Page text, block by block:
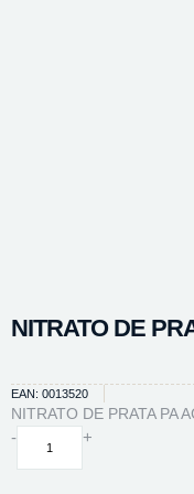
NITRATO DE
EAN: 0013520
NITRATO DE PRATA PA
-
NITRATO +